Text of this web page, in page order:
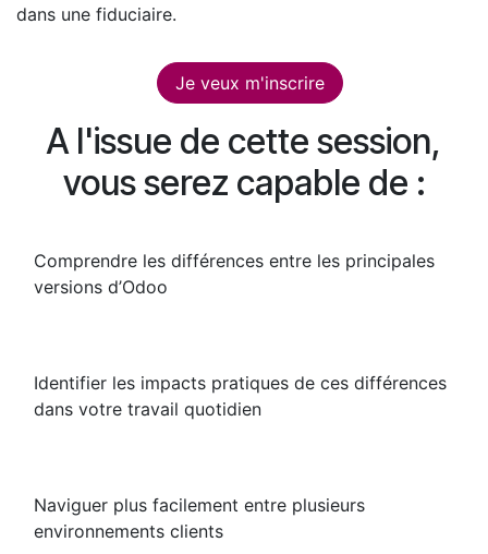
dans une fiduciaire.
Je veux m'inscrire
A l'issue de cette session,
vous serez capable de :
Comprendre les différences entre les principales
versions d’Odoo
Identifier les impacts pratiques de ces différences
dans votre travail quotidien
Naviguer plus facilement entre plusieurs
environnements clients